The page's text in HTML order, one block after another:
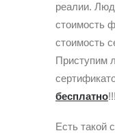
реалии.
стоимость
стоимость
Приступим
бесплатно!!!
Есть такой